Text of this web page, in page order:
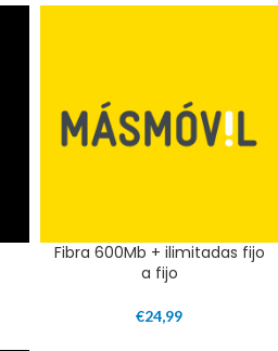
Fibra 600Mb + ilimitadas fijo
a fijo
€24,99